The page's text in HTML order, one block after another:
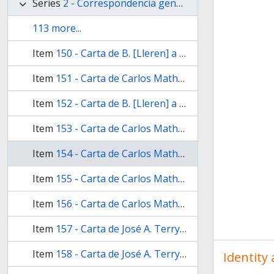
Series 2 - Correspondencia general recibida
113 more...
Item 150 - Carta de B. [Lleren] a Ovidio A. Lagos enviada desde Santa Fé en [julio] de 1893
Item 151 - Carta de Carlos Mathon a Ovidio A. Lagos enviada desde Buenos Aires el 3 de octubre de 1893
Item 152 - Carta de B. [Lleren] a Ovidio A. Lagos enviada desde Buenos Aires el 3 de octubre de 1893
Item 153 - Carta de Carlos Mathon a Ovidio A. Lagos enviada desde Buenos Aires el 7 de octubre de 1893
Item 154 - Carta de Carlos Mathon a Ovidio A. Lagos enviada desde Buenos Aires el 9 de octubre de 1893
Item 155 - Carta de Carlos Mathon a Ovidio A. Lagos enviada desde Buenos Aires el 21 de octubre de 1893
Item 156 - Carta de Carlos Mathon a Ovidio A. Lagos enviada desde Buenos Aires el 30 de octubre de 1893
Item 157 - Carta de José A. Terry a Ovidio A. Lagos enviada desde Buenos Aires el 25 de [septiembre] de 1894
Item 158 - Carta de José A. Terry a Ovidio A. Lagos enviada desde Buenos Aires el 16 de mayo de 1894
Identity